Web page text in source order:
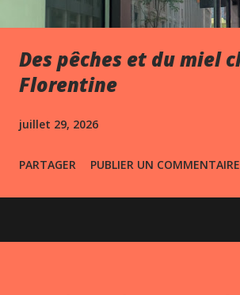
Des pêches et du miel
Florentine
juillet 29, 2026
PARTAGER PUBLIER UN COMMENTAIRE